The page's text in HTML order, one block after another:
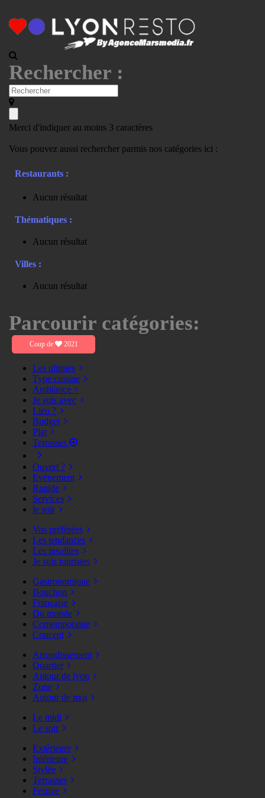
Rechercher :
Merci d'indiquer au moins 3 caractères
Vous pouvez aussi rechercher parmis nos catégories ici :
Restaurants :
Aucun résultat
Thématiques :
Aucun résultat
Villes :
Aucun résultat
Parcourir catégories:
Coup de 2021
Les ultimes
Type cuisine
Ambiance >
Je suis avec
Lieu ?
Budget
Plat
Terrasses
Ouvert ?
Evènement
Rapide
Services
le soir
Vos préférées
Les tendances
Les insolites
Je suis touristes
Gastronomique
Bouchon
Française
Du monde
Contemporaine
Concept
Arrondissement
Quartier
Autour de lyon
Zone
Autour de moi
Le midi
Le soir
Extérieure
Intérieure
Stylée
Terrasses
Festive